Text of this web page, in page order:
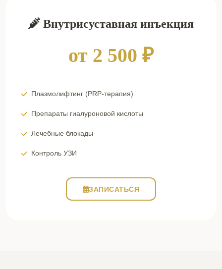
Внутрисуставная инъекция
от 2 500 ₽
Плазмолифтинг (PRP-терапия)
Препараты гиалуроновой кислоты
Лечебные блокады
Контроль УЗИ
ЗАПИСАТЬСЯ